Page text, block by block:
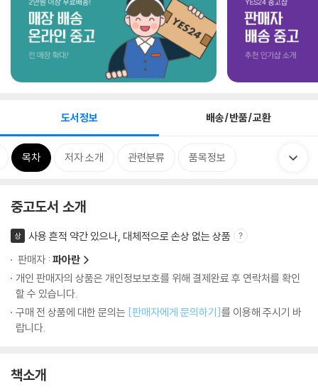
도서정보 배송/반품/교환
목차 저자 소개 관련분류 품목정보
중고도서 소개
상
사용 흔적 약간 있으나, 대체적으로 손상 없는 상품
판매자 : 파아란
개인 판매자의 상품은 개인정보보호를 위해 결제완료 후 연락처를 확인
할 수 있습니다.
구매 전 상품에 대한 문의는 [판매자에게 문의하기]를 이용해 주시기 바
랍니다.
책소개